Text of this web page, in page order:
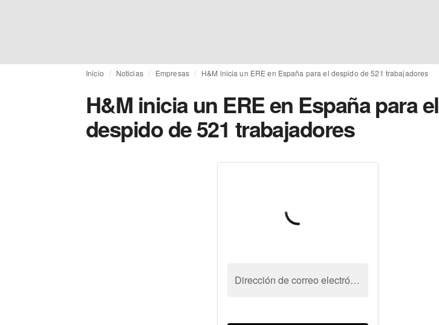
Inicio Noticias Empresas H&M inicia un ERE en España para el despido de 521 trabajadores
H&M inicia un ERE en España para el
despido de 521 trabajadores
Dirección de correo electrónico